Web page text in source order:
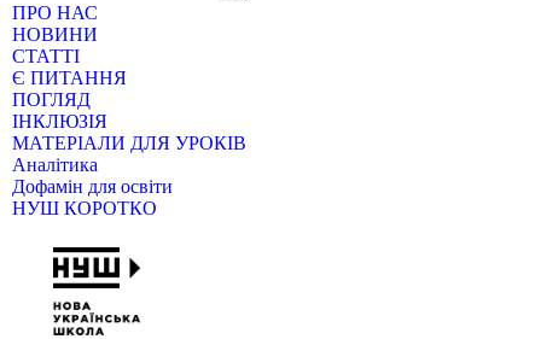
ПРО НАС
НОВИНИ
СТАТТІ
Є ПИТАННЯ
ПОГЛЯД
ІНКЛЮЗІЯ
МАТЕРІАЛИ ДЛЯ УРОКІВ
Аналітика
Дофамін для освіти
НУШ КОРОТКО